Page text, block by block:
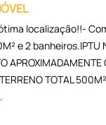
localização!!-
e 2 banheiros.IPTU
TOTAL